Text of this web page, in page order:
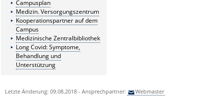
Campusplan
Medizin. Versorgungszentrum
Kooperationspartner auf dem
Campus
Medizinische Zentralbibliothek
Long Covid: Symptome,
Behandlung und
Unterstützung
Letzte Änderung: 09.08.2018 - Ansprechpartner: Webmaster